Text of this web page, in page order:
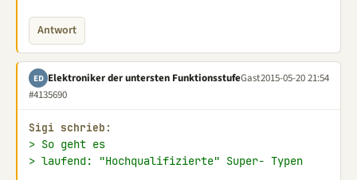
Antwort
ED Elektroniker der untersten FunktionsstufeGast2015-05-20 21:54
#4135690
Sigi schrieb:
> So geht es
> laufend: "Hochqualifizierte" Super- Typen